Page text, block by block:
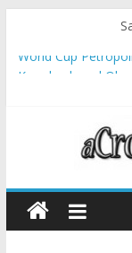
World Cup
Krumbach und
Supercup Massi
Halbzeit beim
Chelva: Schweizer